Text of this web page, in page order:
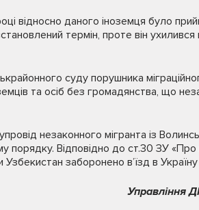
відносно даного іноземця було
термін, проте він ухилився
суду порушника
та осіб без громадянства, що
незаконного мігранта із
Відповідно до ст.30 ЗУ «Про
заборонено в’їзд в
Управління